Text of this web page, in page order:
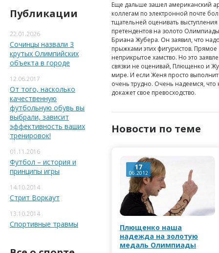
Публикации
22.01.2026
Сочинцы назвали 3
крутых Олимпийских
объекта в городе
12.06.2017
От того, насколько
качественную
футбольную обувь вы
выбрали, зависит
эффективность ваших
тренировок!
01.11.2016
Футбол – история и
принципы игры
14.10.2014
Стрит Воркаут
13.10.2014
Спортивные травмы
Еще дальше зашел американский
коллегам по электронной почте
тщательней оценивать
претендентов на золото
Бриана Жубера. Он заявил, что
прыжками этих фигуристов.
неприкрытое хамство. Но это
связки не оценивай, Плющенко и
мире. И если Женя просто выполнит
очень трудно. Очень надеемся,
докажет свое превосходство.
Новости по теме
17
06.2012
Плющенко наша
надежда на золотую
медаль Олимпиады